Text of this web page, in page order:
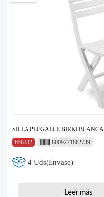
SILLA PLEGABLE BIRKI BLANCA
658432
8009271862739
4 Uds(Envase)
Leer más